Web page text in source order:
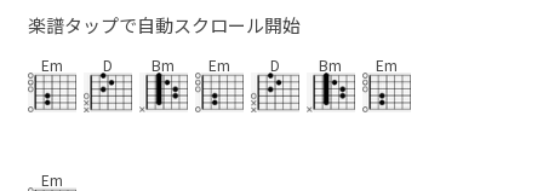
楽譜タップで自動スクロール開始
Em D Bm Em D Bm Em
Em